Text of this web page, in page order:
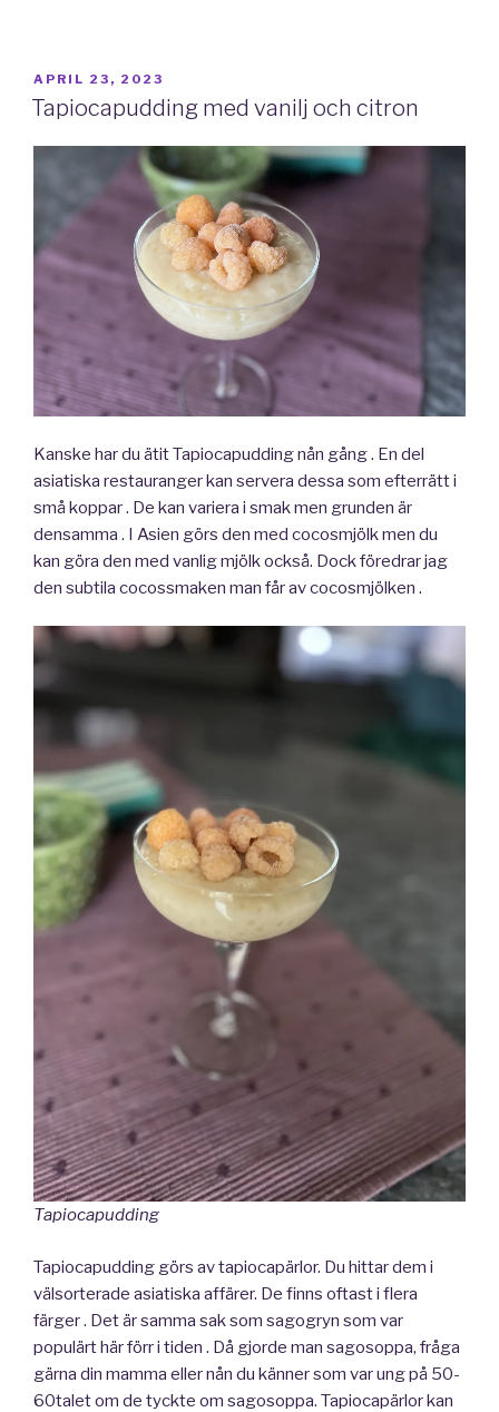
PUBLICERAT
APRIL 23, 2023
Tapiocapudding med vanilj och citron
Kanske har du ätit Tapiocapudding nån gång . En del
asiatiska restauranger kan servera dessa som efterrätt i
små koppar . De kan variera i smak men grunden är
densamma . I Asien görs den med cocosmjölk men du
kan göra den med vanlig mjölk också. Dock föredrar jag
den subtila cocossmaken man får av cocosmjölken .
Tapiocapudding
Tapiocapudding görs av tapiocapärlor. Du hittar dem i
välsorterade asiatiska affärer. De finns oftast i flera
färger . Det är samma sak som sagogryn som var
populärt här förr i tiden . Då gjorde man sagosoppa, fråga
gärna din mamma eller nån du känner som var ung på 50-
60talet om de tyckte om sagosoppa. Tapiocapärlor kan